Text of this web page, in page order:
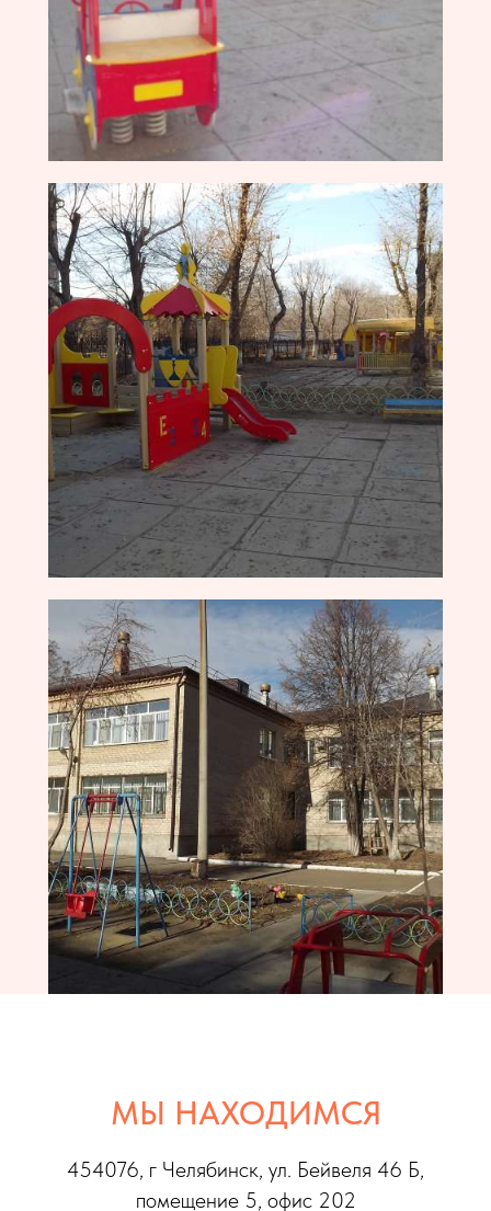
МЫ НАХОДИМСЯ
454076, г Челябинск, ул. Бейвеля 46 Б,
помещение 5, офис 202